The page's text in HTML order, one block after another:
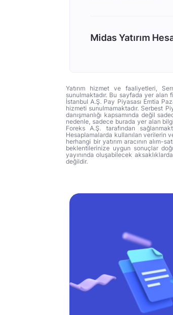
Midas Yatırım
Yatırım hizmet ve faaliyetleri,
sunulmaktadır. Bu sayfada yer alan
İstanbul A.Ş. Pay Piyasası Emtia
hizmeti sunulmamaktadır. Serbest
danışmanlığı kapsamında değil
nedenle, sadece burada yer alan
Foreks A.Ş. tarafından
Hesaplamalarda kullanılan verilerin
herhangi bir yatırım aracının alım-
beklentilerinize uygun sonuçlar
yayınında oluşabilecek
değildir.